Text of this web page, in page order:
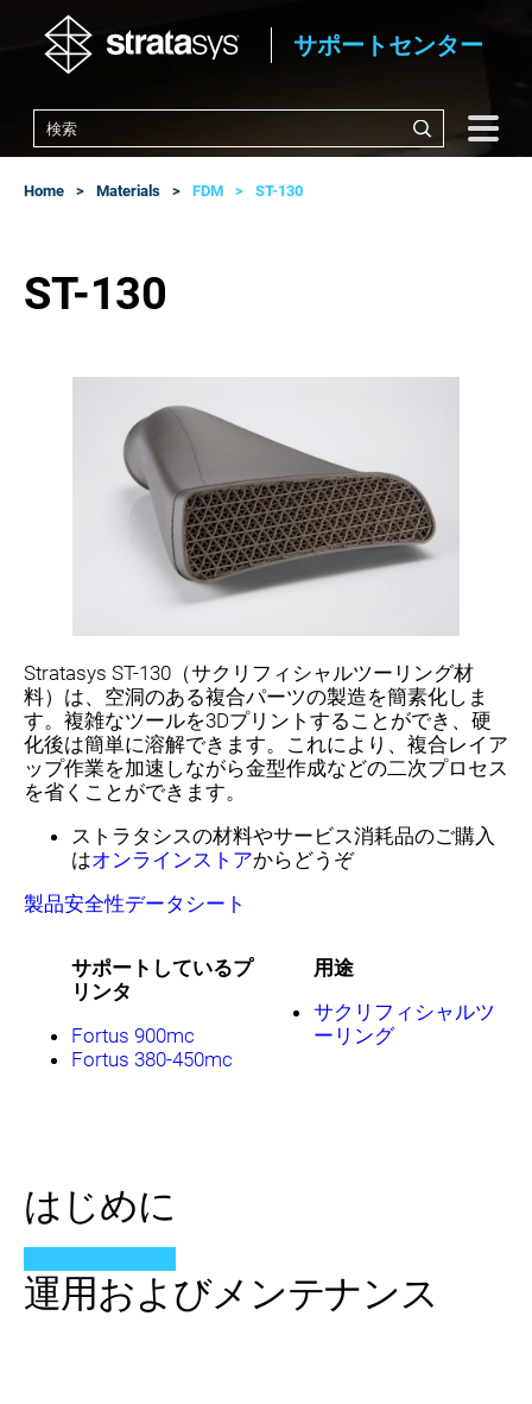
サポートセンター
Home Materials FDM ST-130
ST-130
Stratasys ST-130（サクリフィシャルツーリング材
料）は、空洞のある複合パーツの製造を簡素化しま
す。複雑なツールを3Dプリントすることができ、硬
化後は簡単に溶解できます。これにより、複合レイア
ップ作業を加速しながら金型作成などの二次プロセス
を省くことができます。
ストラタシスの材料やサービス消耗品のご購入
はオンラインストアからどうぞ
製品安全性データシート
サポートしているプ
リンタ
Fortus 900mc
Fortus 380-450mc
用途
サクリフィシャルツ
ーリング
はじめに
運用およびメンテナンス